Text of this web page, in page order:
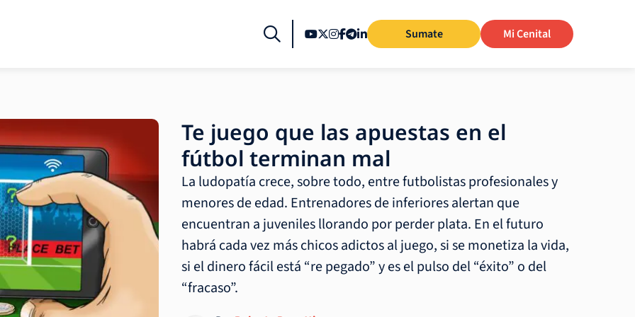
Sumate Mi Cenital
Te juego que las apuestas en el
fútbol terminan mal
La ludopatía crece, sobre todo, entre futbolistas profesionales y
menores de edad. Entrenadores de inferiores alertan que
encuentran a juveniles llorando por perder plata. En el futuro
habrá cada vez más chicos adictos al juego, si se monetiza la vida,
si el dinero fácil está “re pegado” y es el pulso del “éxito” o del
“fracaso”.